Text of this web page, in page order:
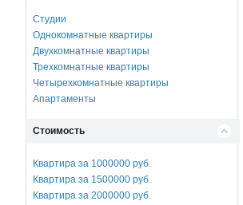
Студии
Однокомнатные квартиры
Двухкомнатные квартиры
Трехкомнатные квартиры
Четырехкомнатные квартиры
Апартаменты
Стоимость
Квартира за 1000000 руб.
Квартира за 1500000 руб.
Квартира за 2000000 руб.